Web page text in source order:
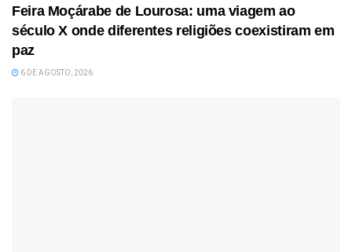
Feira Moçárabe de Lourosa: uma viagem ao
século X onde diferentes religiões coexistiram em
paz
6 DE AGOSTO, 2026